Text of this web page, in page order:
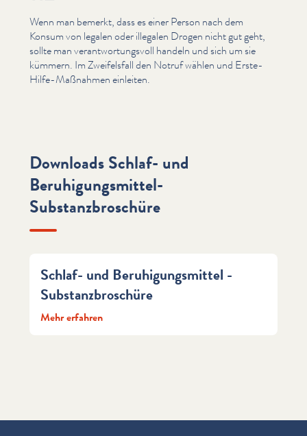
Wenn man bemerkt, dass es einer Person nach dem
Konsum von legalen oder illegalen Drogen nicht gut geht,
sollte man ver­ant­wor­tungsvoll handeln und sich um sie
kümmern. Im Zweifels­fall den Notruf wählen und Erste-
Hilfe-Maßnahmen einleiten.
Downloads Schlaf- und
Beruhigungsmittel-
Substanzbroschüre
Schlaf- und Beruhigungsmittel -
Substanzbroschüre
Mehr erfahren